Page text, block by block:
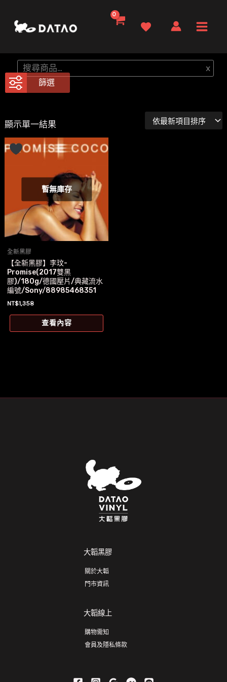
要
內
Menu
搜
尋
x
篩選
顯示單一結果
暫無庫存
全新黑膠
【全新黑膠】李玟-
Promise(2017雙黑
膠)/180g/德國壓片/典藏流水
編號/Sony/88985468351
NT$1,358
查看內容
大韜黑膠
關於大韜
門市資訊
大韜線上
購物需知
會員及隱私條款